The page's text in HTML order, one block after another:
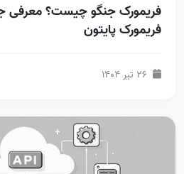
فریمورک جنگو چیست؟ معرفی
فریمورک پایتون